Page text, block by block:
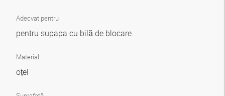
Adecvat pentru
pentru supapa cu bilă de blocare
Material
oțel